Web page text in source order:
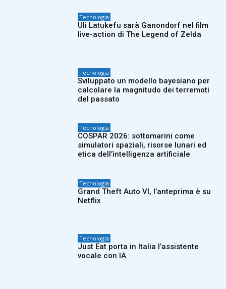
Tecnologia
Uli Latukefu sarà Ganondorf nel film
live-action di The Legend of Zelda
Tecnologia
Sviluppato un modello bayesiano per
calcolare la magnitudo dei terremoti
del passato
Tecnologia
COSPAR 2026: sottomarini come
simulatori spaziali, risorse lunari ed
etica dell’intelligenza artificiale
Tecnologia
Grand Theft Auto VI, l’anteprima è su
Netflix
Tecnologia
Just Eat porta in Italia l’assistente
vocale con IA